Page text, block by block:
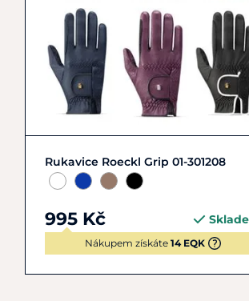
6 6,5 7 7,5 + 7
Rukavice Roeckl Grip 01-301208
995 Kč
Nákupem získáte 14 EQK